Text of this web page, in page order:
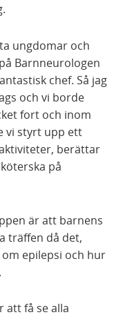
ungdomar och
Barnneurologen
chef. Så jag
och vi borde
fort och inom
vi styrt upp ett
berättar
på
är att barnens
träffen då det,
epilepsi och hur
att få se alla